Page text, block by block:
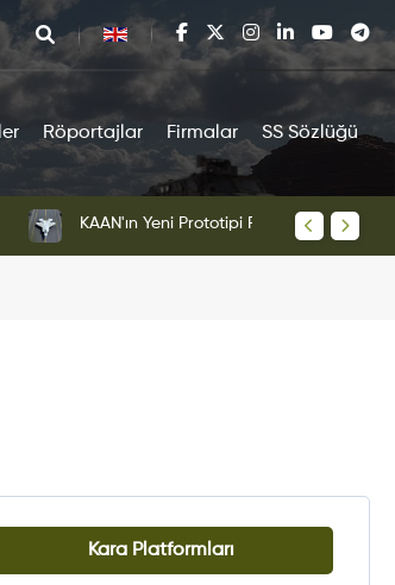
Röportajlar Firmalar SS Sözlüğü
KAAN
Kara Platformları